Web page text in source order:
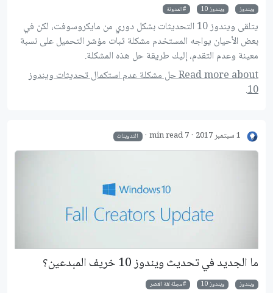
ويندوز ويندوز 10 المدونة
يتلقى ويندوز 10 التحديثات بشكل دوري من مايكروسوفت، لكن في
بعض الأحيان يواجه المستخدم مشكلة ثبات مؤشر التحميل على نسبة
معينة وعدم التقدم، إليك طريقة حل هذه المشكلة.
Read more about حل مشكلة عدم استكمال تحديثات ويندوز
10.
1 سبتمبر 2017 7 min read التدوينات
ما الجديد في تحديث ويندوز 10 خريف المبدعين؟
ويندوز ويندوز 10 مجلة لغة العصر